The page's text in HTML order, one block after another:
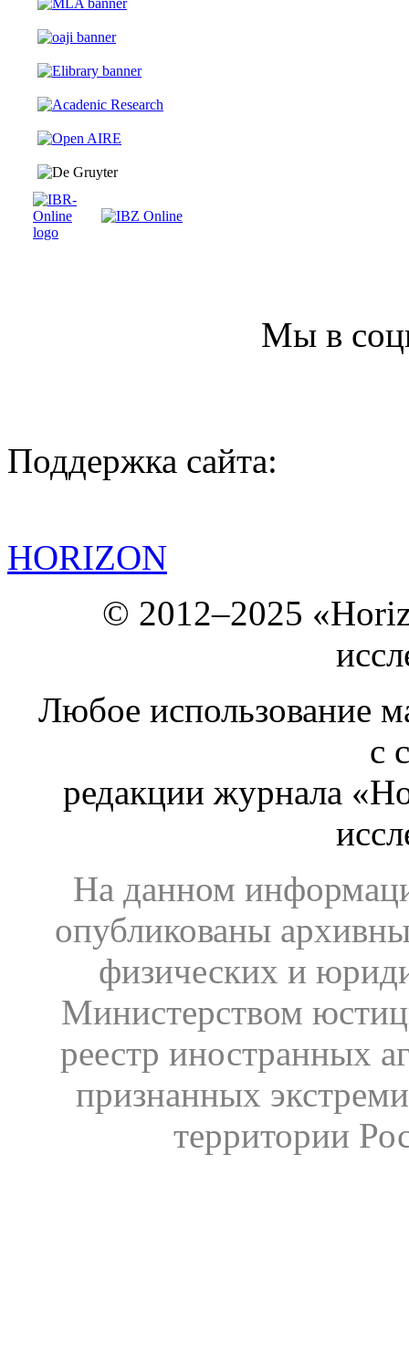
Мы в
Поддержка сайта:
HORIZON
© 2012–2025
Любое использование
с
редакции журнала
На данном
опубликованы
физических и
Министерством
реестр иностранных
признанных
территории